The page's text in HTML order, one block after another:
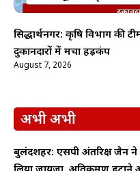
सिद्धार्थनगर: कृषि विभाग की
दुकानदारों में मचा हड़कंप
August 7, 2026
अभी अभी
बुलंदशहर: एसपी अंतरिक्ष जैन